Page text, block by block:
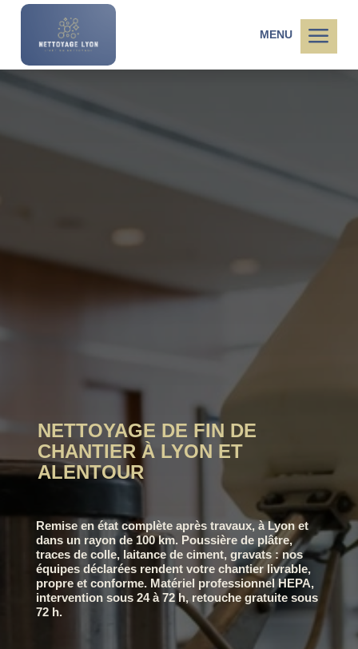
MENU a
NETTOYAGE DE FIN DE
CHANTIER À LYON ET
ALENTOUR
Remise en état complète après travaux, à Lyon et
dans un rayon de 100 km. Poussière de plâtre,
traces de colle, laitance de ciment, gravats : nos
équipes déclarées rendent votre chantier livrable,
propre et conforme. Matériel professionnel HEPA,
intervention sous 24 à 72 h, retouche gratuite sous
72 h.